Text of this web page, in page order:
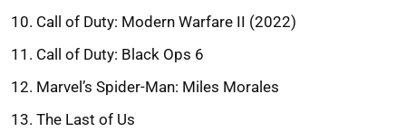
Call of Duty: Modern Warfare II (2022)
Call of Duty: Black Ops 6
Marvel’s Spider-Man: Miles Morales
The Last of Us